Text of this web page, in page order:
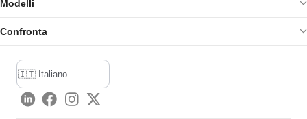
Modelli
Confronta
LinkedInFacebook
Instagram
Twitter